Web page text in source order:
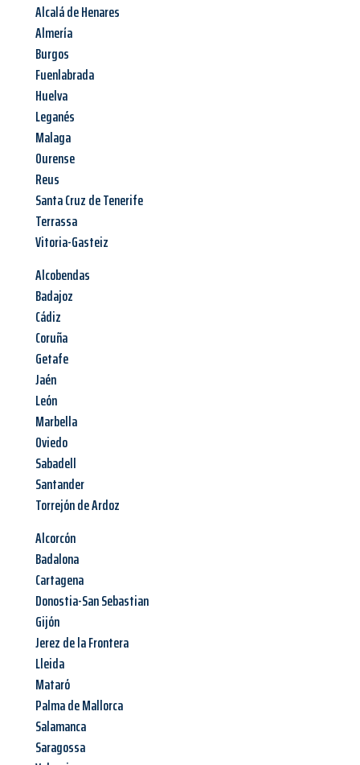
Alcalá de Henares
Almería
Burgos
Fuenlabrada
Huelva
Leganés
Malaga
Ourense
Reus
Santa Cruz de Tenerife
Terrassa
Vitoria-Gasteiz
Alcobendas
Badajoz
Cádiz
Coruña
Getafe
Jaén
León
Marbella
Oviedo
Sabadell
Santander
Torrejón de Ardoz
Alcorcón
Badalona
Cartagena
Donostia-San Sebastian
Gijón
Jerez de la Frontera
Lleida
Mataró
Palma de Mallorca
Salamanca
Saragossa